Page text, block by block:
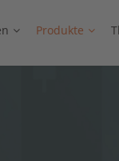
Produkte